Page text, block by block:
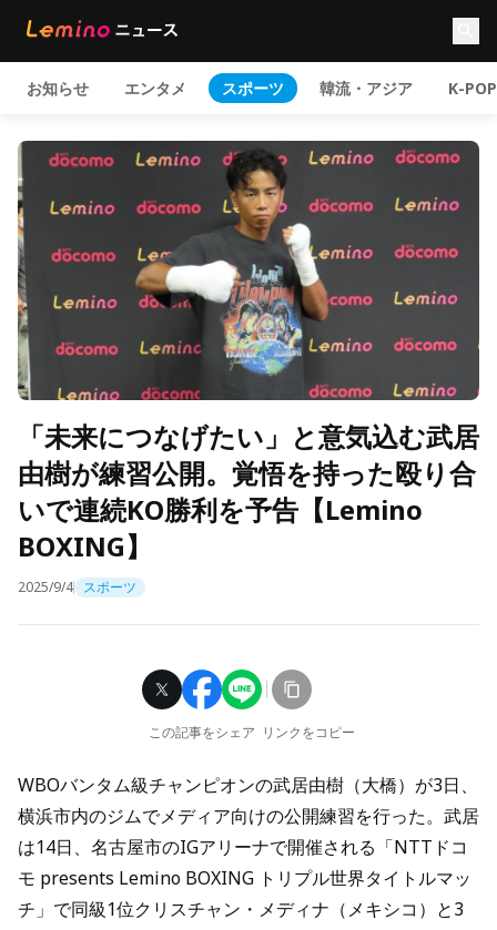
お知らせ エンタメ スポーツ 韓流・アジア K-POP
「未来につなげたい」と意気込む武居
由樹が練習公開。覚悟を持った殴り合
いで連続KO勝利を予告【Lemino
BOXING】
2025/9/4 スポーツ
この記事をシェア リンクをコピー
WBOバンタム級チャンピオンの武居由樹（大橋）が3日、
横浜市内のジムでメディア向けの公開練習を行った。武居
は14日、名古屋市のIGアリーナで開催される「NTTドコ
モ presents Lemino BOXING トリプル世界タイトルマッ
チ」で同級1位クリスチャン・メディナ（メキシコ）と3